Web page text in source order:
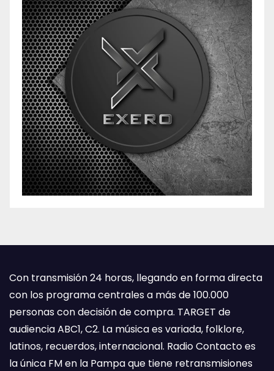
Con transmisión 24 horas, llegando en forma directa
con los programa centrales a más de 100.000
personas con decisión de compra. TARGET de
audiencia ABC1, C2. La música es variada, folklore,
latinos, recuerdos, internacional. Radio Contacto es
la única FM en la Pampa que tiene retransmisiones